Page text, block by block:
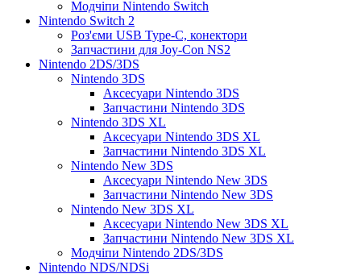
Модчіпи Nintendo Switch
Nintendo Switch 2
Роз'єми USB Type-C, конектори
Запчастини для Joy-Con NS2
Nintendo 2DS/3DS
Nintendo 3DS
Аксесуари Nintendo 3DS
Запчастини Nintendo 3DS
Nintendo 3DS XL
Аксесуари Nintendo 3DS XL
Запчастини Nintendo 3DS XL
Nintendo New 3DS
Аксесуари Nintendo New 3DS
Запчастини Nintendo New 3DS
Nintendo New 3DS XL
Аксесуари Nintendo New 3DS XL
Запчастини Nintendo New 3DS XL
Модчіпи Nintendo 2DS/3DS
Nintendo NDS/NDSi